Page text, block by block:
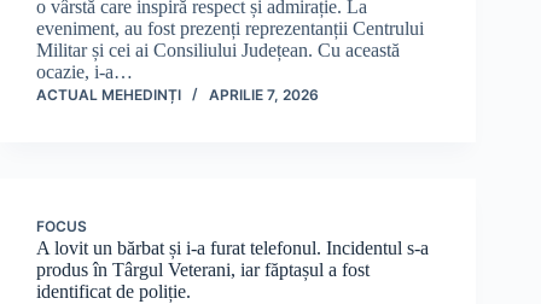
o vârstă care inspiră respect și admirație. La
eveniment, au fost prezenți reprezentanții Centrului
Militar și cei ai Consiliului Județean. Cu această
ocazie, i-a…
ACTUAL MEHEDINȚI APRILIE 7, 2026
FOCUS
A lovit un bărbat și i-a furat telefonul. Incidentul s-a
produs în Târgul Veterani, iar făptașul a fost
identificat de poliție.